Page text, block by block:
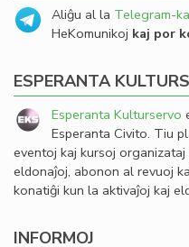
Aliĝu al la Telegram-
HeKomunikoj kaj por
ESPERANTA
Esperanta Kulturservo
Esperanta Civito. Tiu
eventoj kaj kursoj
eldonaĵoj, abonon al revuoj
konatiĝi kun la aktivaĵoj kaj
INFORMOJ